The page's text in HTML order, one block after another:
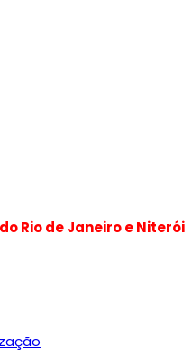
Rio de Janeiro e Niterói